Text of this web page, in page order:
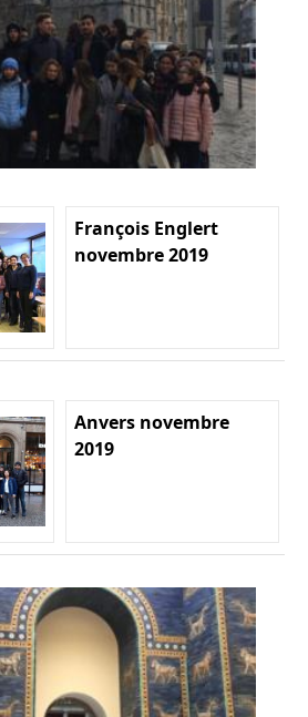
François Englert
novembre 2019
Anvers novembre
2019